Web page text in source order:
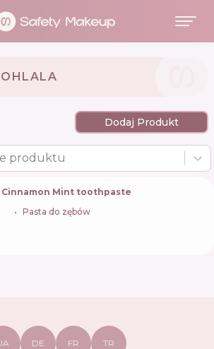
🇫🇷
Dodaj Produkt
produktu
Cinnamon Mint toothpaste
Pasta do zębów
DE FR TR